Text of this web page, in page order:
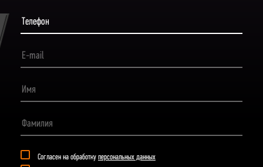
Согласен на обработку персональных данных